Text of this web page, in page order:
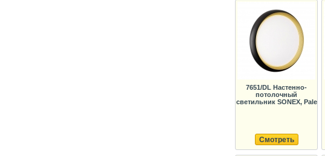
7651/DL Настенно-
потолочный
светильник SONEX, Pale
Смотреть